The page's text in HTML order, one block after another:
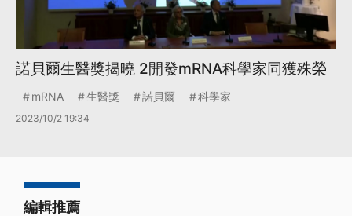
諾貝爾生醫獎揭曉 2開發mRNA科學家同獲殊榮
mRNA 生醫獎 諾貝爾 科學家
2023/10/2 19:34
編輯推薦